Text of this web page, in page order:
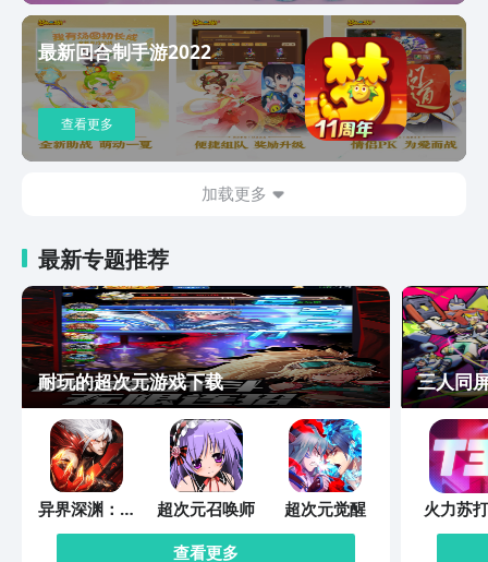
最新回合制手游2022
查看更多
加载更多
最新专题推荐
耐玩的超次元游戏下载
异界深渊：觉
醒
超次元召唤师
超次元觉醒
查看更多
三人同
火力苏